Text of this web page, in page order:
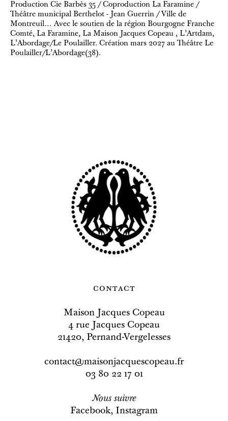
Production Cie Barbès 35 / Coproduction La Faramine /
Théâtre municipal Berthelot - Jean Guerrin / Ville de
Montreuil… Avec le soutien de la région Bourgogne Franche
Comté, La Faramine, La Maison Jacques Copeau , L’Artdam,
L’Abordage/Le Poulailler. Création mars 2027 au Théâtre Le
Poulailler/L’Abordage(38).
contact
Maison Jacques Copeau
4 rue Jacques Copeau
21420, Pernand-Vergelesses
contact@maisonjacquescopeau.fr
03 80 22 17 01
Nous suivre
Facebook, Instagram